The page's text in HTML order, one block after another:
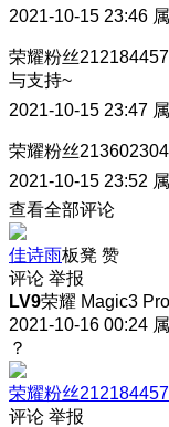
2021-10-15 23:46
荣耀粉丝212184457
与支持~
2021-10-15 23:47
荣耀粉丝213602304
2021-10-15 23:52
查看全部评论
佳诗雨板凳 赞
评论 举报
LV9荣耀 Magic3
2021-10-16 00:24
？
荣耀粉丝212184457
评论 举报